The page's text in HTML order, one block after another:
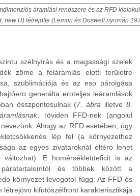
áramlási rendszere és az RFD
new U) létrejötte (Lemon és Doswell nyomán
és a magassági szelek
zöme a feláramlás elotti területre
szublimációja és az eso párolgása
generálta eroteljes leáramlások
összpontosulnak (7. ábra illetve 8.
, röviden FFD-nek (angolul
Ahogy az RFD esetében, úgy
lép fel (a környezethez
az egyes zivataroknál eltéro lehet
E homérsékletdeficit is az
és többek között a
környezet levegotol függ. Az FFD és
létrejövo kifutószélfront karakterisztikája